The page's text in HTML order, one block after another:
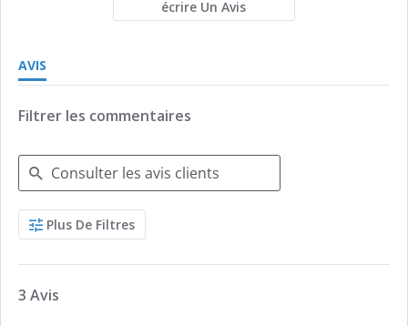
écrire Un Avis
AVIS
Filtrer les commentaires
Search
ReviewsPlus De Filtres
3 Avis